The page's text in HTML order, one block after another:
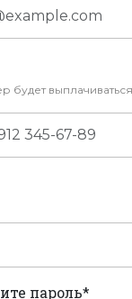
будет
пароль*